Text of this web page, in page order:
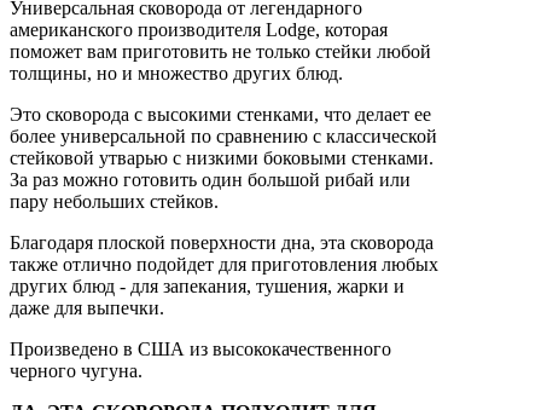
Универсальная сковорода от легендарного
американского производителя Lodge, которая
поможет вам приготовить не только стейки любой
толщины, но и множество других блюд.
Это сковорода с высокими стенками, что делает ее
более универсальной по сравнению с классической
стейковой утварью с низкими боковыми стенками.
За раз можно готовить один большой рибай или
пару небольших стейков.
Благодаря плоской поверхности дна, эта сковорода
также отлично подойдет для приготовления любых
других блюд - для запекания, тушения, жарки и
даже для выпечки.
Произведено в США из высококачественного
черного чугуна.